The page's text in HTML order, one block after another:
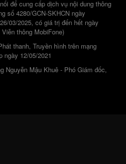
để cung cấp dịch vụ nội dung thông
số 4280/GCN-SKHCN ngày
03/2025, có giá trị đến hết ngày
thông MobiFone)
thanh, Truyền hình trên mạng
ngày 12/05/2021
Nguyễn Mậu Khuê - Phó Giám đốc,